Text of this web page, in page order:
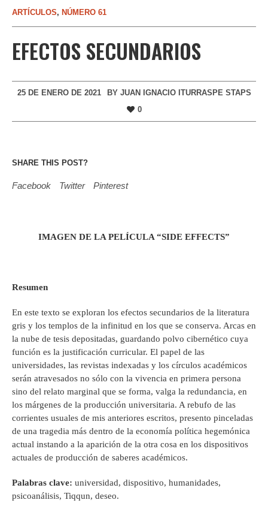
ARTÍCULOS, NÚMERO 61
EFECTOS SECUNDARIOS
25 DE ENERO DE 2021 BY JUAN IGNACIO ITURRASPE STAPS
0
SHARE THIS POST?
Facebook Twitter Pinterest
IMAGEN DE LA PELÍCULA “SIDE EFFECTS”
Resumen
En este texto se exploran los efectos secundarios de la literatura
gris y los templos de la infinitud en los que se conserva. Arcas en
la nube de tesis depositadas, guardando polvo cibernético cuya
función es la justificación curricular. El papel de las
universidades, las revistas indexadas y los círculos académicos
serán atravesados no sólo con la vivencia en primera persona
sino del relato marginal que se forma, valga la redundancia, en
los márgenes de la producción universitaria. A rebufo de las
corrientes usuales de mis anteriores escritos, presento pinceladas
de una tragedia más dentro de la economía política hegemónica
actual instando a la aparición de la otra cosa en los dispositivos
actuales de producción de saberes académicos.
Palabras clave: universidad, dispositivo, humanidades,
psicoanálisis, Tiqqun, deseo.